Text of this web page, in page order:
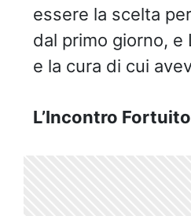
essere la scelta
dal primo giorno, e
e la cura di cui
L’Incontro